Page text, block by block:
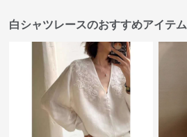
白シャツレースのおすすめアイテム